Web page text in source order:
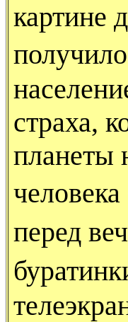
картине
страха,
планеты
перед